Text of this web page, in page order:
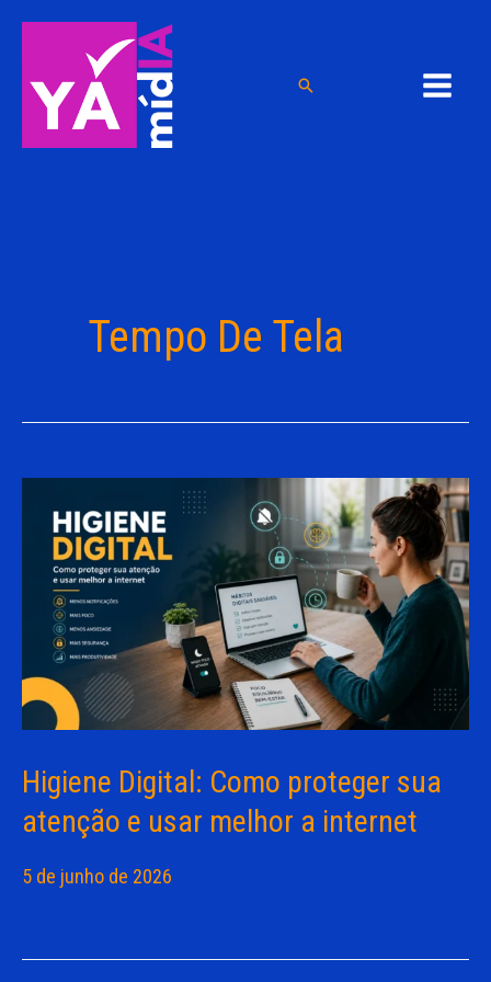
conteúdo
Pesquisar
Tempo De Tela
Higiene Digital: Como proteger sua
atenção e usar melhor a internet
5 de junho de 2026